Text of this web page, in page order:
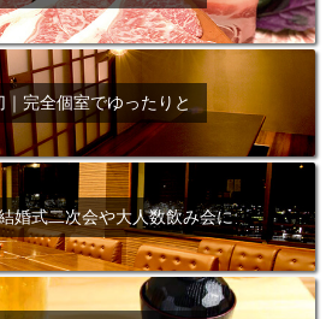
｜完全個室でゆったりと
婚式二次会や大人数飲み会に